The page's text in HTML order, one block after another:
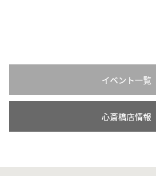
イベント一覧
心斎橋店情報